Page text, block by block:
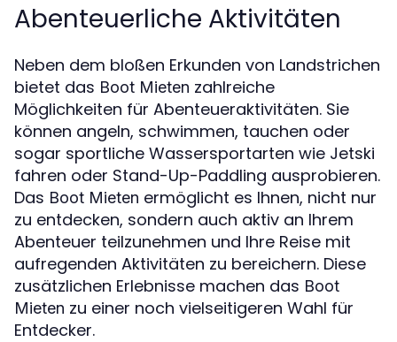
Abenteuerliche Aktivitäten
Neben dem bloßen Erkunden von Landstrichen
bietet das Boot Mieten zahlreiche
Möglichkeiten für Abenteueraktivitäten. Sie
können angeln, schwimmen, tauchen oder
sogar sportliche Wassersportarten wie Jetski
fahren oder Stand-Up-Paddling ausprobieren.
Das Boot Mieten ermöglicht es Ihnen, nicht nur
zu entdecken, sondern auch aktiv an Ihrem
Abenteuer teilzunehmen und Ihre Reise mit
aufregenden Aktivitäten zu bereichern. Diese
zusätzlichen Erlebnisse machen das Boot
Mieten zu einer noch vielseitigeren Wahl für
Entdecker.